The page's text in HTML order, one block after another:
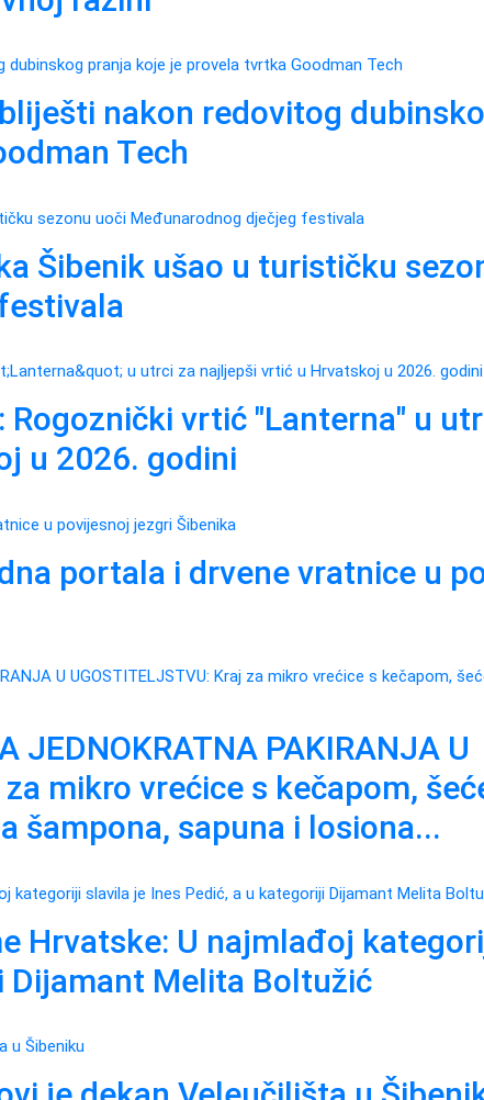
nakon redovitog
Tech
Šibenik ušao u turističku
Rogoznički vrtić "Lanterna" u
u 2026. godini
portala i drvene vratnice u
JEDNOKRATNA PAKIRANJA U
za mikro vrećice s kečapom,
šampona, sapuna i losiona...
Hrvatske: U najmlađoj
Dijamant Melita Boltužić